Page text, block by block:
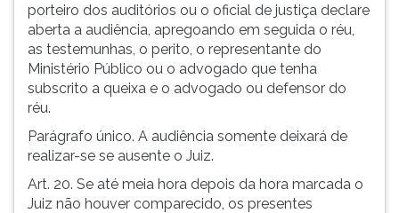
porteiro dos auditórios ou o oficial de justiça declare
aberta a audiência, apregoando em seguida o réu,
as testemunhas, o perito, o representante do
Ministério Público ou o advogado que tenha
subscrito a queixa e o advogado ou defensor do
réu.
Parágrafo único. A audiência somente deixará de
realizar-se se ausente o Juiz.
Art. 20. Se até meia hora depois da hora marcada o
Juiz não houver comparecido, os presentes